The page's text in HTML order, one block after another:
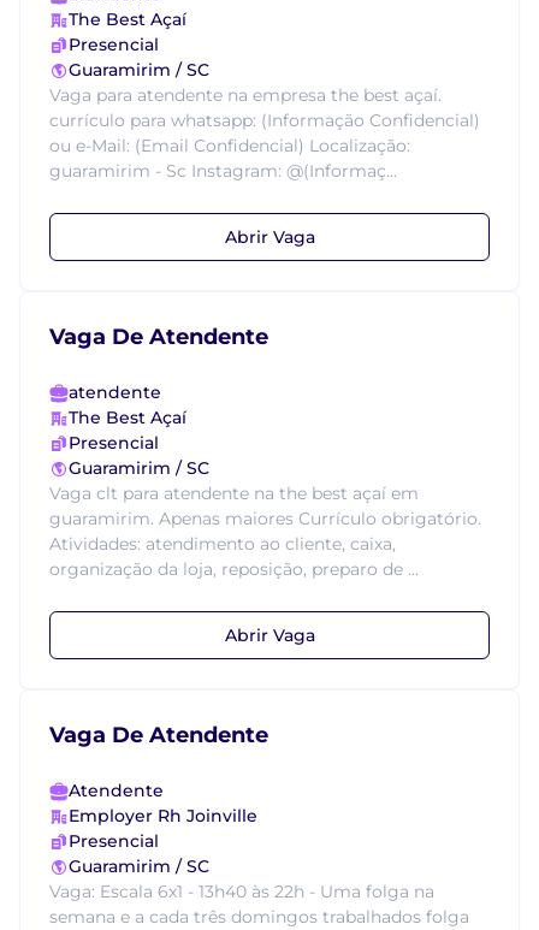
The Best Açaí
Presencial
Guaramirim / SC
Vaga para atendente na empresa the best açaí.
currículo para whatsapp: (Informação Confidencial)
ou e-Mail: (Email Confidencial) Localização:
guaramirim - Sc Instagram: @(Informaç...
Abrir Vaga
Vaga De Atendente
atendente
The Best Açaí
Presencial
Guaramirim / SC
Vaga clt para atendente na the best açaí em
guaramirim. Apenas maiores Currículo obrigatório.
Atividades: atendimento ao cliente, caixa,
organização da loja, reposição, preparo de ...
Abrir Vaga
Vaga De Atendente
Atendente
Employer Rh Joinville
Presencial
Guaramirim / SC
Vaga: Escala 6x1 - 13h40 às 22h - Uma folga na
semana e a cada três domingos trabalhados folga